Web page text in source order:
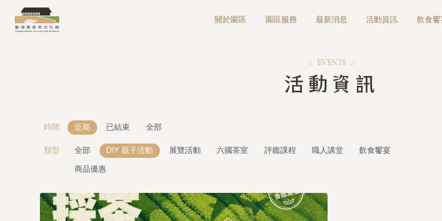
關於園區 園區服務 最新消息 活動資訊 飲食饗
EVENTS
活動資訊
時間 近期 已結束 全部
類型 全部 DIY 親子活動 展覽活動 六國茶室 評鑑課程 職人講堂 飲食饗宴
商品優惠